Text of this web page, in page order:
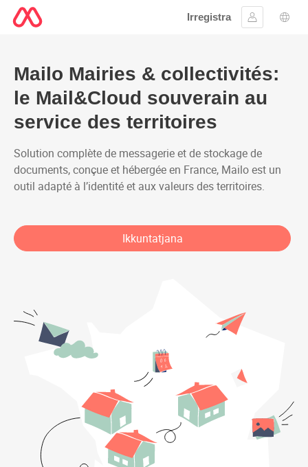
Irregistra
Sinjal
Mailo Mairies & collectivités:
le Mail&Cloud souverain au
service des territoires
Solution complète de messagerie et de stockage de
documents, conçue et hébergée en France, Mailo est un
outil adapté à l’identité et aux valeurs des territoires.
Ikkuntatjana